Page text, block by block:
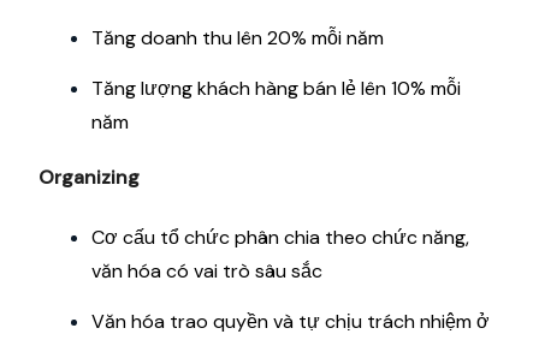
Tăng doanh thu lên 20% mỗi năm
Tăng lượng khách hàng bán lẻ lên 10% mỗi
năm
Organizing
Cơ cấu tổ chức phân chia theo chức năng,
văn hóa có vai trò sâu sắc
Văn hóa trao quyền và tự chịu trách nhiệm ở